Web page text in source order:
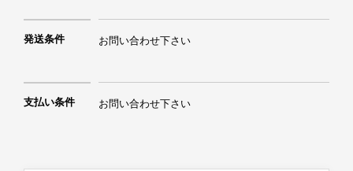
発送条件 お問い合わせ下さい
支払い条件 お問い合わせ下さい